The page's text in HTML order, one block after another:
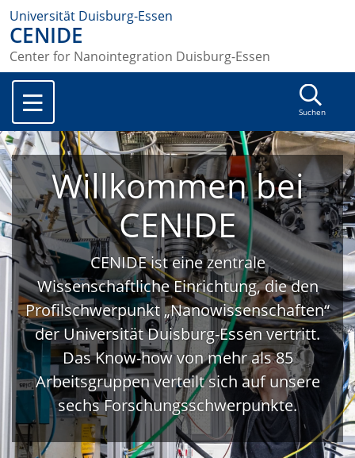
Universität Duisburg-Essen
CENIDE
Center for Nanointegration Duisburg-Essen
Suchen
Willkommen bei
CENIDE
CENIDE ist eine zentrale
Wissenschaftliche Einrichtung, die den
Profilschwerpunkt „Nanowissenschaften“
der Universität Duisburg-Essen vertritt.
Das Know-how von mehr als 85
Arbeitsgruppen verteilt sich auf unsere
sechs Forschungsschwerpunkte.